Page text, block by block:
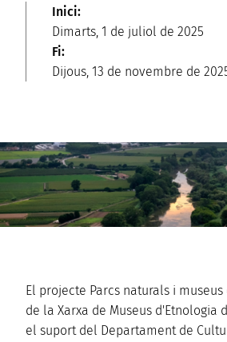
Inici:
Dimarts, 1 de juliol de 2025
Fi:
Dijous, 13 de novembre de
El projecte Parcs naturals i
de la Xarxa de Museus d'Etnologia
el suport del Departament de